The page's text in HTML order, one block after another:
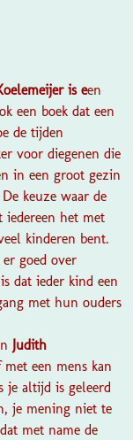
is een
een boek dat een
de tijden
voor diegenen die
in een groot gezin
keuze waar de
iedereen het met
kinderen bent.
goed over
dat ieder kind een
met hun ouders
Judith
een mens kan
je altijd is geleerd
je mening niet te
met name de